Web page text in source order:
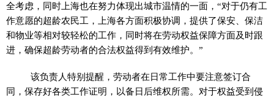
全考虑，同时上海也在努力体现出城市温情的一面，“对于仍有工
作意愿的超龄农民工，上海各方面积极协调，提供了保安、保洁
和物业等相对较轻松的工作，同时将在劳动权益保障方面及时跟
进，确保超龄劳动者的合法权益得到有效维护。”
该负责人特别提醒，劳动者在日常工作中要注意签订合
同，保存好各类工作证明，以备日后维权所需。对于权益受到侵